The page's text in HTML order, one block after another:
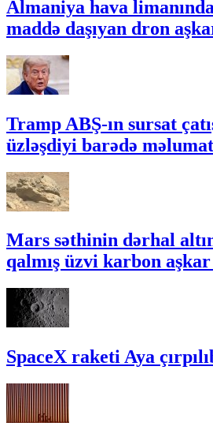
Almaniya hava
maddə daşıyan dron
Tramp ABŞ-ın sursat
üzləşdiyi barədə
Mars səthinin dərhal
qalmış üzvi karbon
SpaceX raketi Aya